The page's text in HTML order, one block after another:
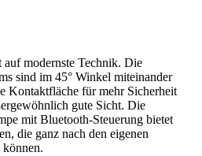
modernste Technik. Die
sind im 45° Winkel miteinander
Kontaktfläche für mehr Sicherheit
gute Sicht. Die
mit Bluetooth-Steuerung bietet
die ganz nach den eigenen
können.